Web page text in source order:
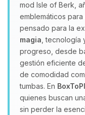
mod Isle of Berk,
emblemáticos
pensado para la
magia , tecnología
progreso, desde
gestión eficiente
de comodidad
tumbas. En
quienes buscan
sin perder la